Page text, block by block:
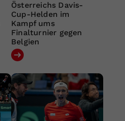
Österreichs Davis-
Cup-Helden im
Kampf ums
Finalturnier gegen
Belgien